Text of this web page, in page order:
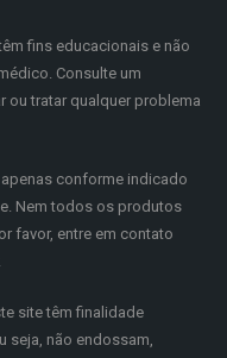
fins educacionais e não
Consulte um
ou tratar qualquer problema
conforme indicado
Nem todos os produtos
favor, entre em contato
site têm finalidade
seja, não endossam,